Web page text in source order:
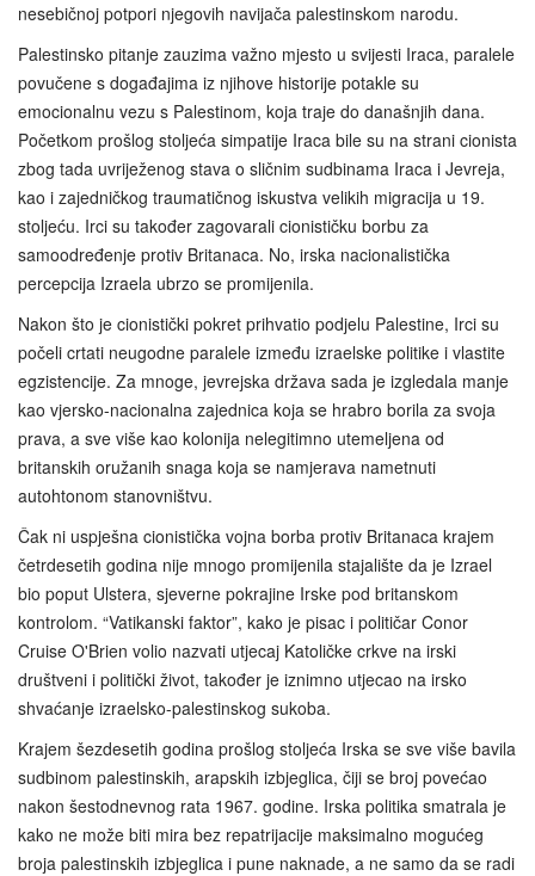
nesebičnoj potpori njegovih navijača palestinskom narodu.
Palestinsko pitanje zauzima važno mjesto u svijesti Iraca, paralele
povučene s događajima iz njihove historije potakle su
emocionalnu vezu s Palestinom, koja traje do današnjih dana.
Početkom prošlog stoljeća simpatije Iraca bile su na strani cionista
zbog tada uvriježenog stava o sličnim sudbinama Iraca i Jevreja,
kao i zajedničkog traumatičnog iskustva velikih migracija u 19.
stoljeću. Irci su također zagovarali cionističku borbu za
samoodređenje protiv Britanaca. No, irska nacionalistička
percepcija Izraela ubrzo se promijenila.
Nakon što je cionistički pokret prihvatio podjelu Palestine, Irci su
počeli crtati neugodne paralele između izraelske politike i vlastite
egzistencije. Za mnoge, jevrejska država sada je izgledala manje
kao vjersko-nacionalna zajednica koja se hrabro borila za svoja
prava, a sve više kao kolonija nelegitimno utemeljena od
britanskih oružanih snaga koja se namjerava nametnuti
autohtonom stanovništvu.
Čak ni uspješna cionistička vojna borba protiv Britanaca krajem
četrdesetih godina nije mnogo promijenila stajalište da je Izrael
bio poput Ulstera, sjeverne pokrajine Irske pod britanskom
kontrolom. “Vatikanski faktor”, kako je pisac i političar Conor
Cruise O'Brien volio nazvati utjecaj Katoličke crkve na irski
društveni i politički život, također je iznimno utjecao na irsko
shvaćanje izraelsko-palestinskog sukoba.
Krajem šezdesetih godina prošlog stoljeća Irska se sve više bavila
sudbinom palestinskih, arapskih izbjeglica, čiji se broj povećao
nakon šestodnevnog rata 1967. godine. Irska politika smatrala je
kako ne može biti mira bez repatrijacije maksimalno mogućeg
broja palestinskih izbjeglica i pune naknade, a ne samo da se radi